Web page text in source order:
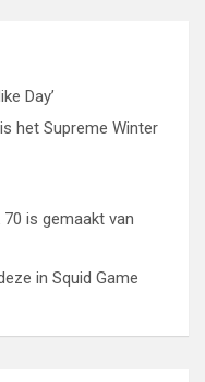
Day’
het Supreme Winter
is gemaakt van
in Squid Game